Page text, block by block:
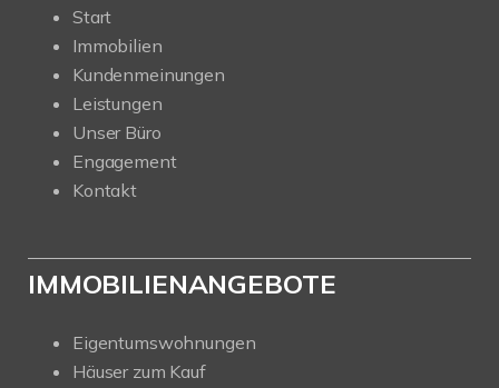
Start
Immobilien
Kundenmeinungen
Leistungen
Unser Büro
Engagement
Kontakt
IMMOBILIENANGEBOTE
Eigentumswohnungen
Häuser zum Kauf